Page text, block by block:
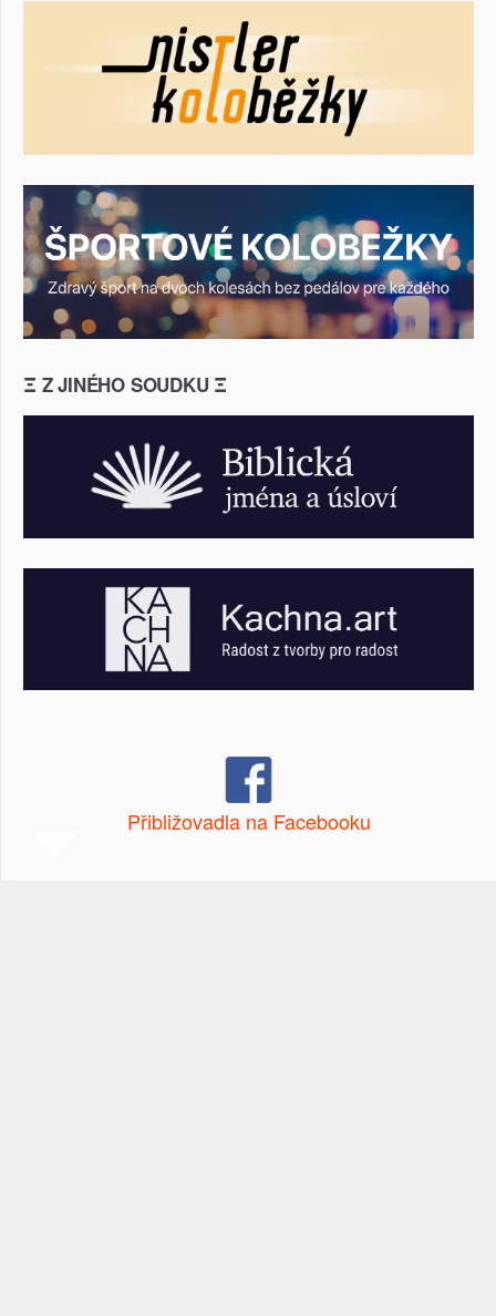
Ξ Z JINÉHO SOUDKU Ξ
Přibližovadla na Facebooku